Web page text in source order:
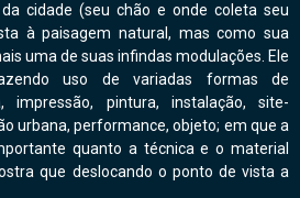
cidade (seu chão e onde coleta seu
à paisagem natural, mas como sua
uma de suas infindas modulações. Ele
uso de variadas formas de
impressão, pintura, instalação, site-
urbana, performance, objeto; em que a
quanto a técnica e o material
que deslocando o ponto de vista a